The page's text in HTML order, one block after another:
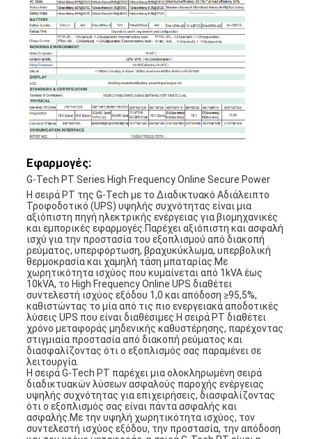
Εφαρμογές:
G-Tech PT Series High Frequency Online Secure Power
Η σειρά PT της G-Tech με το Διαδικτυακό Αδιάλειπτο
Τροφοδοτικό (UPS) υψηλής συχνότητας είναι μια
αξιόπιστη πηγή ηλεκτρικής ενέργειας για βιομηχανικές
και εμπορικές εφαρμογές.Παρέχει αξιόπιστη και ασφαλή
ισχύ για την προστασία του εξοπλισμού από διακοπή
ρεύματος, υπερφόρτωση, βραχυκύκλωμα, υπερβολική
θερμοκρασία και χαμηλή τάση μπαταρίας.Με
χωρητικότητα ισχύος που κυμαίνεται από 1kVA έως
10kVA, το High Frequency Online UPS διαθέτει
συντελεστή ισχύος εξόδου 1,0 και απόδοση ≥95,5%,
καθιστώντας το μία από τις πιο ενεργειακά αποδοτικές
λύσεις UPS που είναι διαθέσιμες.Η σειρά PT διαθέτει
χρόνο μεταφοράς μηδενικής καθυστέρησης, παρέχοντας
στιγμιαία προστασία από διακοπή ρεύματος και
διασφαλίζοντας ότι ο εξοπλισμός σας παραμένει σε
λειτουργία.
Η σειρά G-Tech PT παρέχει μια ολοκληρωμένη σειρά
διαδικτυακών λύσεων ασφαλούς παροχής ενέργειας
υψηλής συχνότητας για επιχειρήσεις, διασφαλίζοντας
ότι ο εξοπλισμός σας είναι πάντα ασφαλής και
ασφαλής.Με την υψηλή χωρητικότητα ισχύος, τον
συντελεστή ισχύος εξόδου, την προστασία, την απόδοση